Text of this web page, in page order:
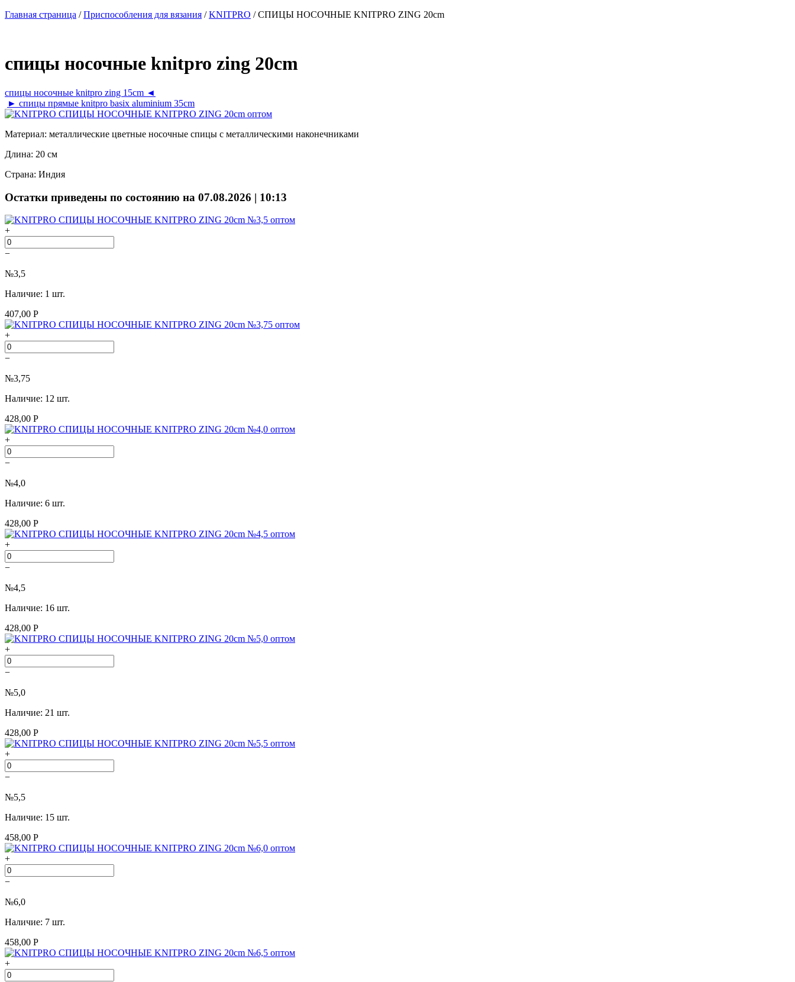
Главная страница /Приспособления для вязания /KNITPRO / СПИЦЫ НОСОЧНЫЕ KNITPRO ZING 20cm
спицы носочные knitpro zing 20cm
спицы носочные knitpro zing 15cm ◄
► спицы прямые knitpro basix aluminium 35cm
Материал: металлические цветные носочные спицы с металлическими наконечниками
Длина: 20 см
Страна: Индия
Остатки приведены по состоянию на 07.08.2026 | 10:13
+
−
№3,5
Наличие: 1 шт.
407,00 Р
+
−
№3,75
Наличие: 12 шт.
428,00 Р
+
−
№4,0
Наличие: 6 шт.
428,00 Р
+
−
№4,5
Наличие: 16 шт.
428,00 Р
+
−
№5,0
Наличие: 21 шт.
428,00 Р
+
−
№5,5
Наличие: 15 шт.
458,00 Р
+
−
№6,0
Наличие: 7 шт.
458,00 Р
+